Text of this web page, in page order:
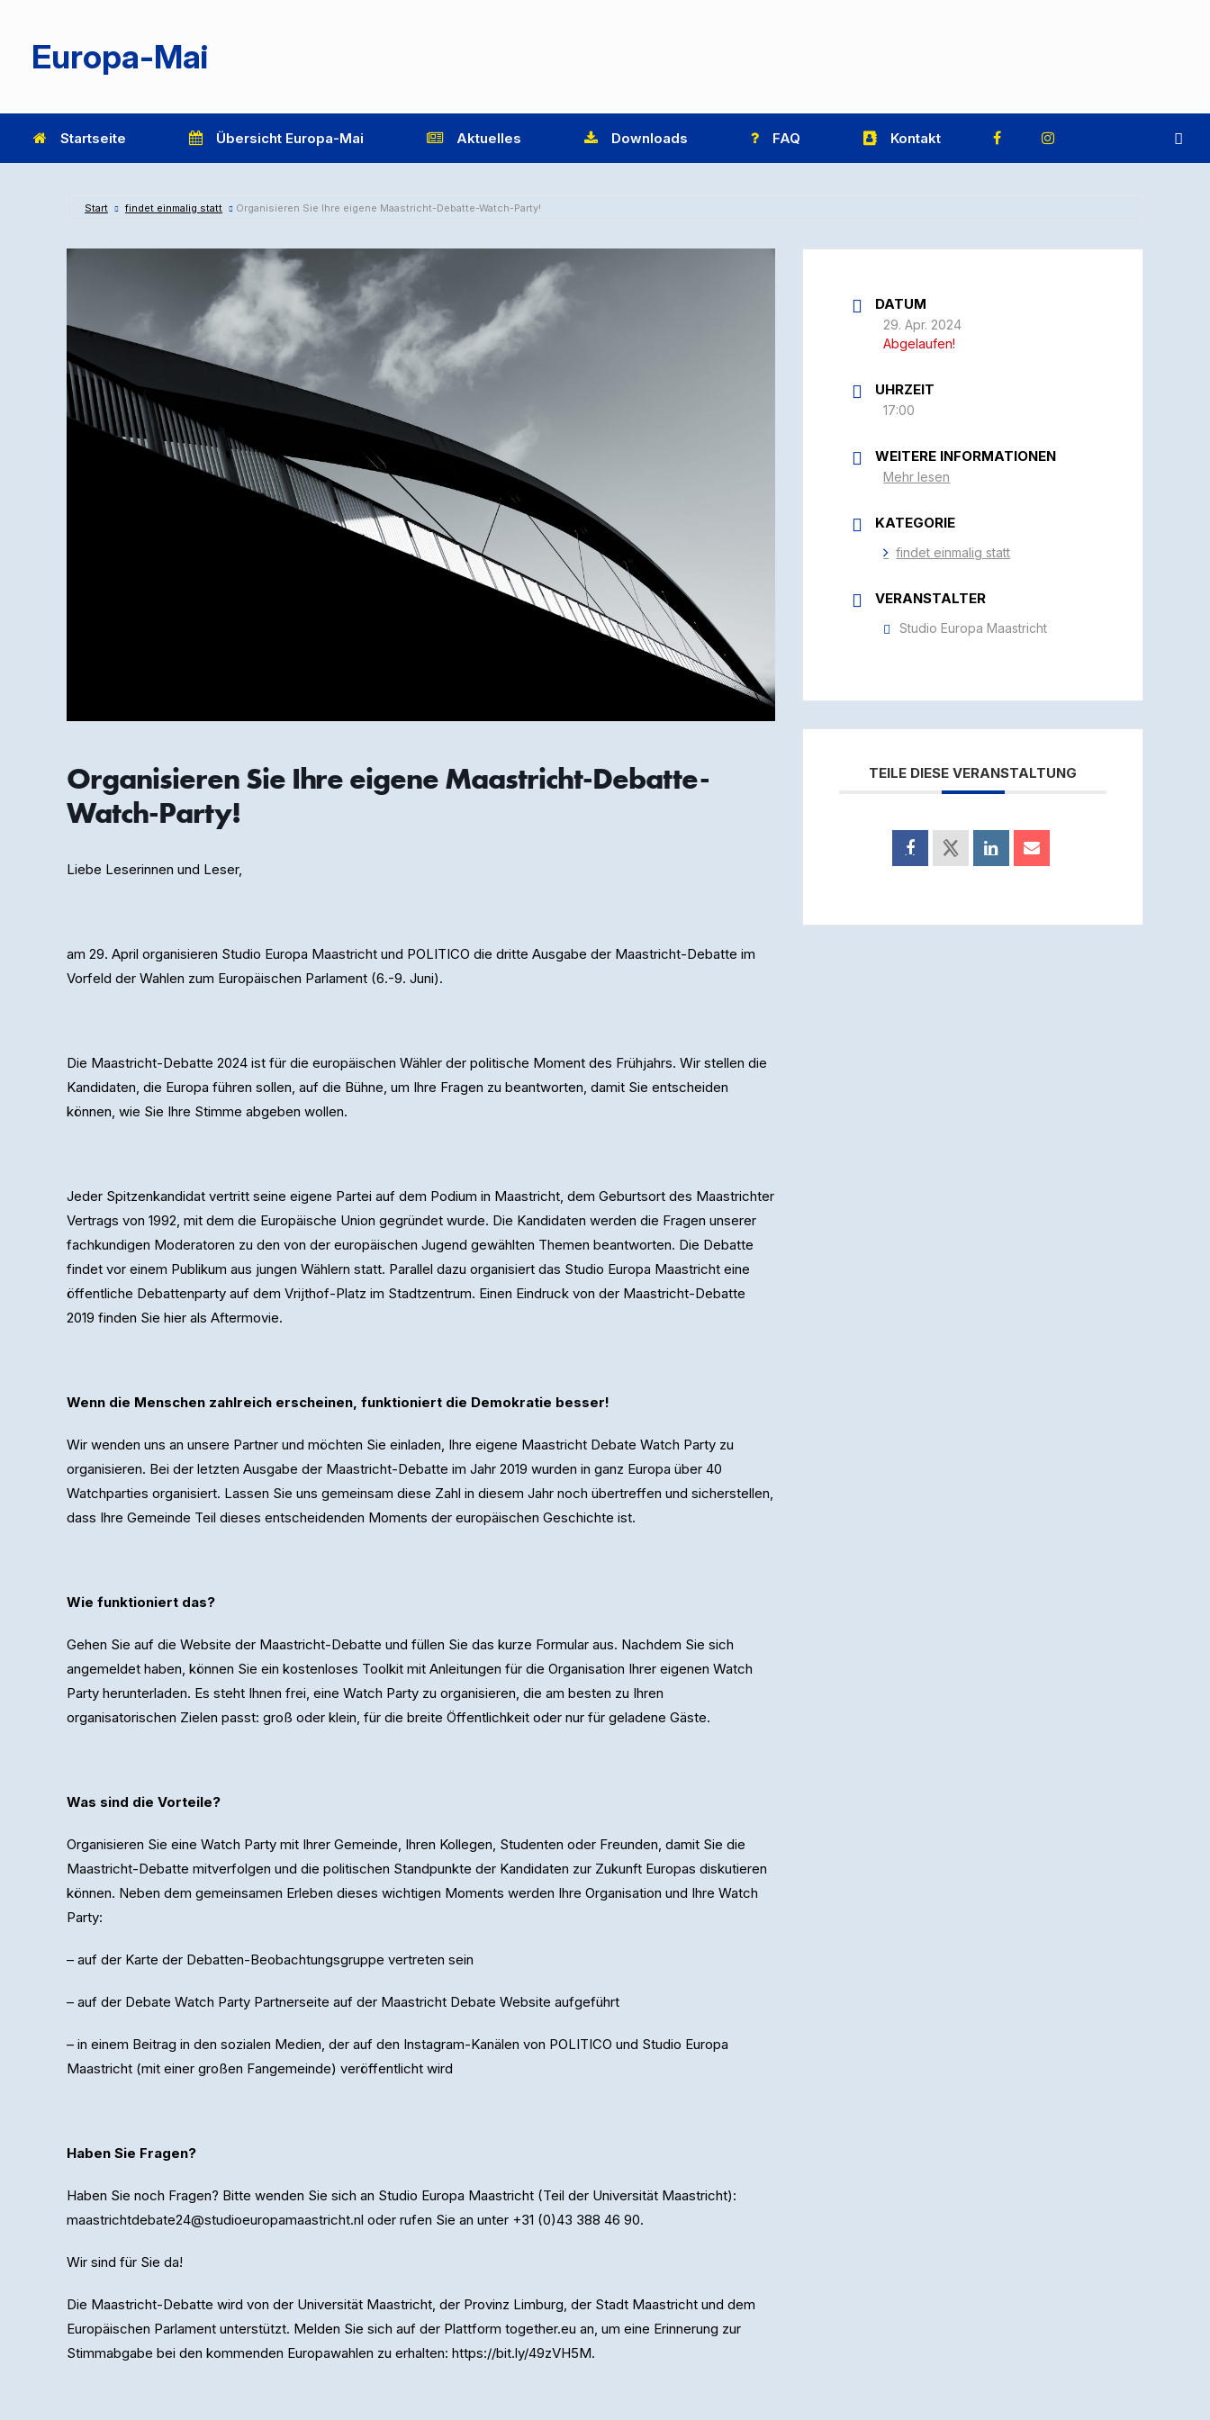
Europa-Mai
Startseite Übersicht Europa-Mai Aktuelles Downloads FAQ Kontakt
Start findet einmalig statt Organisieren Sie Ihre eigene Maastricht-Debatte-Watch-Party!
Organisieren Sie Ihre eigene Maastricht-Debatte-
Watch-Party!
Liebe Leserinnen und Leser,
am 29. April organisieren Studio Europa Maastricht und POLITICO die dritte Ausgabe der Maastricht-Debatte im
Vorfeld der Wahlen zum Europäischen Parlament (6.-9. Juni).
Die Maastricht-Debatte 2024 ist für die europäischen Wähler der politische Moment des Frühjahrs. Wir stellen die
Kandidaten, die Europa führen sollen, auf die Bühne, um Ihre Fragen zu beantworten, damit Sie entscheiden
können, wie Sie Ihre Stimme abgeben wollen.
Jeder Spitzenkandidat vertritt seine eigene Partei auf dem Podium in Maastricht, dem Geburtsort des Maastrichter
Vertrags von 1992, mit dem die Europäische Union gegründet wurde. Die Kandidaten werden die Fragen unserer
fachkundigen Moderatoren zu den von der europäischen Jugend gewählten Themen beantworten. Die Debatte
findet vor einem Publikum aus jungen Wählern statt. Parallel dazu organisiert das Studio Europa Maastricht eine
öffentliche Debattenparty auf dem Vrijthof-Platz im Stadtzentrum. Einen Eindruck von der Maastricht-Debatte
2019 finden Sie hier als Aftermovie.
Wenn die Menschen zahlreich erscheinen, funktioniert die Demokratie besser!
Wir wenden uns an unsere Partner und möchten Sie einladen, Ihre eigene Maastricht Debate Watch Party zu
organisieren. Bei der letzten Ausgabe der Maastricht-Debatte im Jahr 2019 wurden in ganz Europa über 40
Watchparties organisiert. Lassen Sie uns gemeinsam diese Zahl in diesem Jahr noch übertreffen und sicherstellen,
dass Ihre Gemeinde Teil dieses entscheidenden Moments der europäischen Geschichte ist.
Wie funktioniert das?
Gehen Sie auf die Website der Maastricht-Debatte und füllen Sie das kurze Formular aus. Nachdem Sie sich
angemeldet haben, können Sie ein kostenloses Toolkit mit Anleitungen für die Organisation Ihrer eigenen Watch
Party herunterladen. Es steht Ihnen frei, eine Watch Party zu organisieren, die am besten zu Ihren
organisatorischen Zielen passt: groß oder klein, für die breite Öffentlichkeit oder nur für geladene Gäste.
Was sind die Vorteile?
Organisieren Sie eine Watch Party mit Ihrer Gemeinde, Ihren Kollegen, Studenten oder Freunden, damit Sie die
Maastricht-Debatte mitverfolgen und die politischen Standpunkte der Kandidaten zur Zukunft Europas diskutieren
können. Neben dem gemeinsamen Erleben dieses wichtigen Moments werden Ihre Organisation und Ihre Watch
Party:
– auf der Karte der Debatten-Beobachtungsgruppe vertreten sein
– auf der Debate Watch Party Partnerseite auf der Maastricht Debate Website aufgeführt
– in einem Beitrag in den sozialen Medien, der auf den Instagram-Kanälen von POLITICO und Studio Europa
Maastricht (mit einer großen Fangemeinde) veröffentlicht wird
Haben Sie Fragen?
Haben Sie noch Fragen? Bitte wenden Sie sich an Studio Europa Maastricht (Teil der Universität Maastricht):
maastrichtdebate24@studioeuropamaastricht.nl oder rufen Sie an unter +31 (0)43 388 46 90.
Wir sind für Sie da!
Die Maastricht-Debatte wird von der Universität Maastricht, der Provinz Limburg, der Stadt Maastricht und dem
Europäischen Parlament unterstützt. Melden Sie sich auf der Plattform together.eu an, um eine Erinnerung zur
Stimmabgabe bei den kommenden Europawahlen zu erhalten: https://bit.ly/49zVH5M.
DATUM
29. Apr. 2024
Abgelaufen!
UHRZEIT
17:00
WEITERE INFORMATIONEN
Mehr lesen
KATEGORIE
findet einmalig statt
VERANSTALTER
Studio Europa Maastricht
TEILE DIESE VERANSTALTUNG